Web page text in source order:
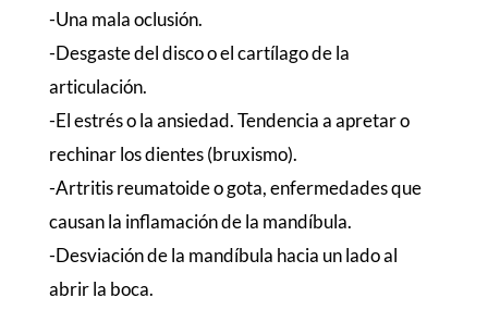
-Una mala oclusión.
-Desgaste del disco o el cartílago de la
articulación.
-El estrés o la ansiedad. Tendencia a apretar o
rechinar los dientes (bruxismo).
-Artritis reumatoide o gota, enfermedades que
causan la inflamación de la mandíbula.
-Desviación de la mandíbula hacia un lado al
abrir la boca.